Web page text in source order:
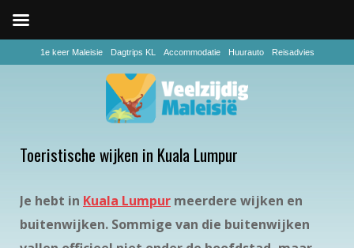
1e keer Maleisie Dagtrips KL Accommodatie Huurauto Reisadvies
Toeristische wijken in Kuala Lumpur
Je hebt in Kuala Lumpur meerdere wijken en
buitenwijken. Sommige van die buitenwijken